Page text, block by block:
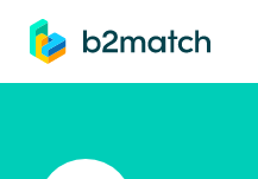
springen